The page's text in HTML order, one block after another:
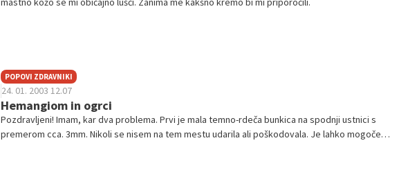
POPOVI ZDRAVNIKI
24. 01. 2003 12.07
Hemangiom in ogrci
Pozdravljeni! Imam, kar dva problema. Prvi je mala temno-rdeča bunkica na spodnji ustnici s
premerom cca. 3mm. Nikoli se nisem na tem mestu udarila ali poškodovala. Je lahko mogoče